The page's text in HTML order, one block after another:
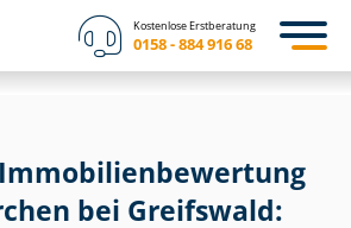
Kostenlose Erstberatung
0158 - 884 916 68
bei Greifswald: